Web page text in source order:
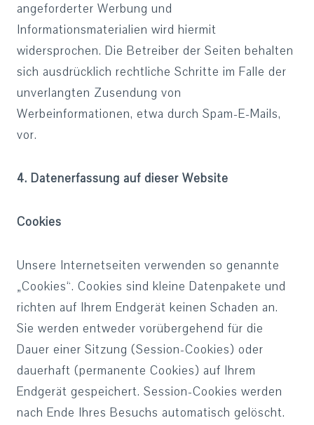
angeforderter Werbung und
Informationsmaterialien wird hiermit
widersprochen. Die Betreiber der Seiten behalten
sich ausdrücklich rechtliche Schritte im Falle der
unverlangten Zusendung von
Werbeinformationen, etwa durch Spam-E-Mails,
vor.
4. Datenerfassung auf dieser Website
Cookies
Unsere Internetseiten verwenden so genannte
„Cookies“. Cookies sind kleine Datenpakete und
richten auf Ihrem Endgerät keinen Schaden an.
Sie werden entweder vorübergehend für die
Dauer einer Sitzung (Session-Cookies) oder
dauerhaft (permanente Cookies) auf Ihrem
Endgerät gespeichert. Session-Cookies werden
nach Ende Ihres Besuchs automatisch gelöscht.